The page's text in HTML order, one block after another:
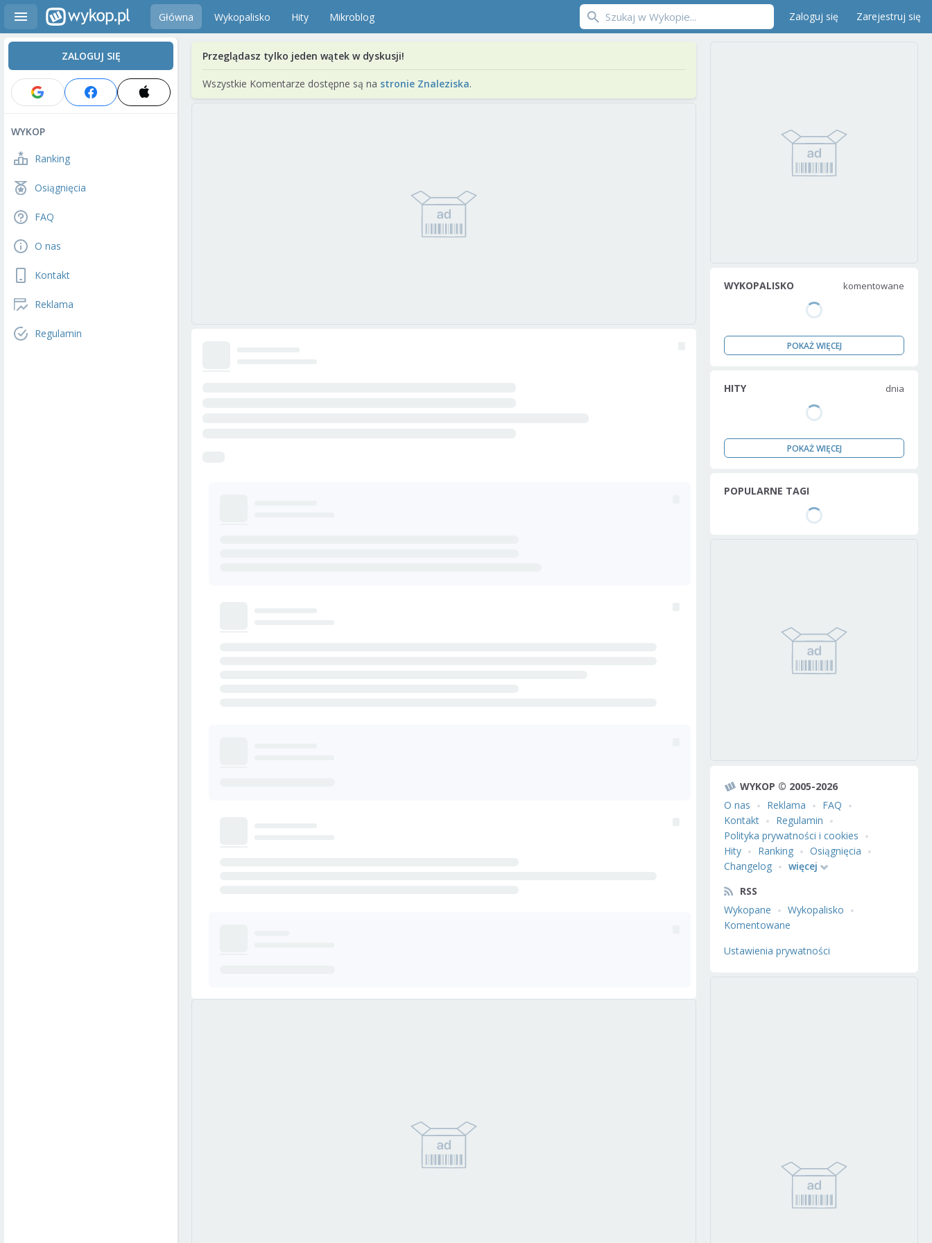
Główna Wykopalisko Hity Mikroblog Zaloguj się Zarejestruj się
ZALOGUJ SIĘ
WYKOP
Ranking
Osiągnięcia
FAQ
O nas
Kontakt
Reklama
Regulamin
Przeglądasz tylko jeden wątek w dyskusji!
Wszystkie Komentarze dostępne są na stronie Znaleziska.
WYKOPALISKO komentowane
POKAŻ WIĘCEJ
HITY dnia
POKAŻ WIĘCEJ
POPULARNE TAGI
WYKOP © 2005-2026
O nas
Reklama
FAQ
Kontakt
Regulamin
Polityka prywatności i cookies
Hity
Ranking
Osiągnięcia
Changelog
więcej
RSS
Wykopane
Wykopalisko
Komentowane
Ustawienia prywatności